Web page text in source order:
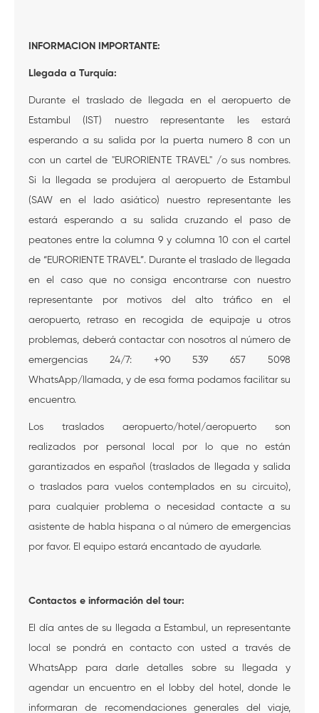
INFORMACION IMPORTANTE:
Llegada a Turquía:
Durante el traslado de llegada en el aeropuerto de
Estambul (IST) nuestro representante les estará
esperando a su salida por la puerta numero 8 con un
con un cartel de "EURORIENTE TRAVEL" /o sus nombres.
Si la llegada se produjera al aeropuerto de Estambul
(SAW en el lado asiático) nuestro representante les
estará esperando a su salida cruzando el paso de
peatones entre la columna 9 y columna 10 con el cartel
de “EURORIENTE TRAVEL”. Durante el traslado de llegada
en el caso que no consiga encontrarse con nuestro
representante por motivos del alto tráfico en el
aeropuerto, retraso en recogida de equipaje u otros
problemas, deberá contactar con nosotros al número de
emergencias 24/7: +90 539 657 5098
WhatsApp/llamada, y de esa forma podamos facilitar su
encuentro.
Los traslados aeropuerto/hotel/aeropuerto son
realizados por personal local por lo que no están
garantizados en español (traslados de llegada y salida
o traslados para vuelos contemplados en su circuito),
para cualquier problema o necesidad contacte a su
asistente de habla hispana o al número de emergencias
por favor. El equipo estará encantado de ayudarle.
Contactos e información del tour:
El día antes de su llegada a Estambul, un representante
local se pondrá en contacto con usted a través de
WhatsApp para darle detalles sobre su llegada y
agendar un encuentro en el lobby del hotel, donde le
informaran de recomendaciones generales del viaje,